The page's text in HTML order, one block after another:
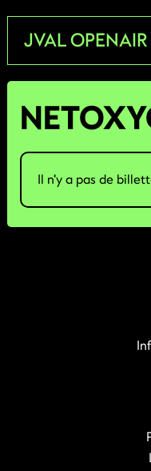
contenu
JVAL OPENAIR
Il n'y a pas de